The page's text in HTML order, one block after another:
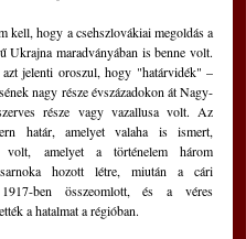
kell, hogy a csehszlovákiai megoldás a
Ukrajna maradványában is benne volt.
jelenti oroszul, hogy "határvidék" –
nagy része évszázadokon át Nagy-
része vagy vazallusa volt. Az
határ, amelyet valaha is ismert,
volt, amelyet a történelem három
hozott létre, miután a cári
1917-ben összeomlott, és a véres
a hatalmat a régióban.